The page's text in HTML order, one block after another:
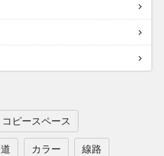
コピースペース
道 カラー 線路